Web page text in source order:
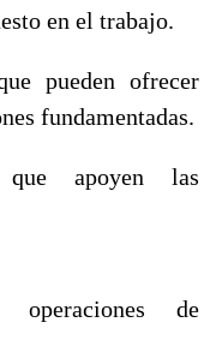
en el trabajo.
pueden ofrecer
fundamentadas.
que apoyen las
de